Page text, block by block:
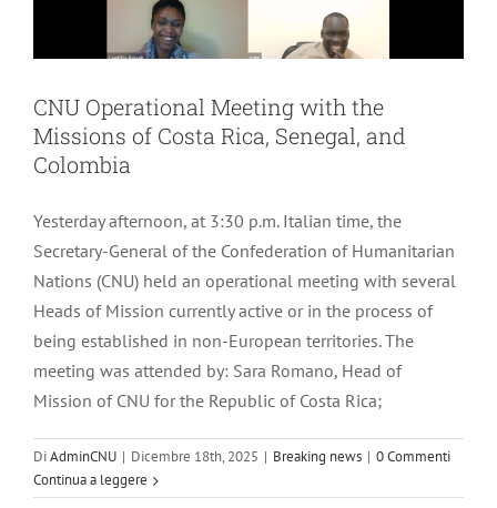
CNU Operational Meeting with the
Missions of Costa Rica, Senegal, and
Colombia
Yesterday afternoon, at 3:30 p.m. Italian time, the
Secretary-General of the Confederation of Humanitarian
Nations (CNU) held an operational meeting with several
Heads of Mission currently active or in the process of
being established in non-European territories. The
meeting was attended by: Sara Romano, Head of
Mission of CNU for the Republic of Costa Rica;
DiAdminCNU | Dicembre 18th, 2025 | Breaking news | 0 Commenti
Continua a leggere